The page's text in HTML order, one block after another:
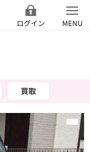
ログイン MENU
買取